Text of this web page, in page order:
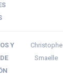
Y
Christophe
Smaelle